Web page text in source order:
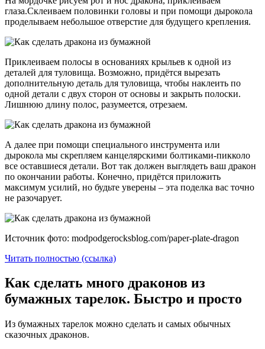
глаза.Склеиваем половинки головы и при помощи дырокола
проделываем небольшое отверстие для будущего крепления.
Приклеиваем полосы в основаниях крыльев к одной из
деталей для туловища. Возможно, придётся вырезать
дополнительную деталь для туловища, чтобы наклеить по
одной детали с двух сторон от основы и закрыть полоски.
Лишнюю длину полос, разумеется, отрезаем.
А далее при помощи специального инструмента или
дырокола мы скрепляем канцелярскими болтиками-пикколо
все оставшиеся детали. Вот так должен выглядеть ваш дракон
по окончании работы. Конечно, придётся приложить
максимум усилий, но будьте уверены – эта поделка вас точно
не разочарует.
Источник фото: modpodgerocksblog.com/paper-plate-dragon
Читать полностью (ссылка)
Как сделать много драконов из
бумажных тарелок. Быстро и просто
Из бумажных тарелок можно сделать и самых обычных
сказочных драконов.